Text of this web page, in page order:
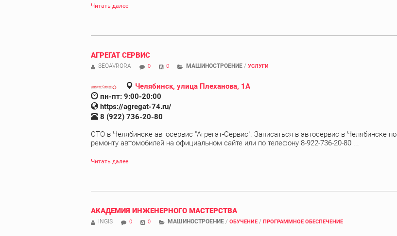
Читать далее
АГРЕГАТ СЕРВИС
SEOAVRORA 0 0 МАШИНОСТРОЕНИЕ / УСЛУГИ
Челябинск, улица Плеханова, 1А
пн-пт: 9:00-20:00
https://agregat-74.ru/
8 (922) 736-20-80
СТО в Челябинске автосервис "Агрегат-Сервис". Записаться в автосервис в Челябинске по
ремонту автомобилей на официальном сайте или по телефону 8-922-736-20-80 ...
Читать далее
АКАДЕМИЯ ИНЖЕНЕРНОГО МАСТЕРСТВА
INGIS 0 0 МАШИНОСТРОЕНИЕ / ОБУЧЕНИЕ / ПРОГРАММНОЕ ОБЕСПЕЧЕНИЕ